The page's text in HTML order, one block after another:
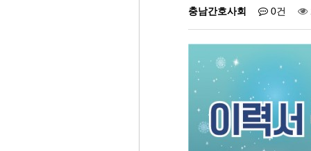
충남간호사회 0건